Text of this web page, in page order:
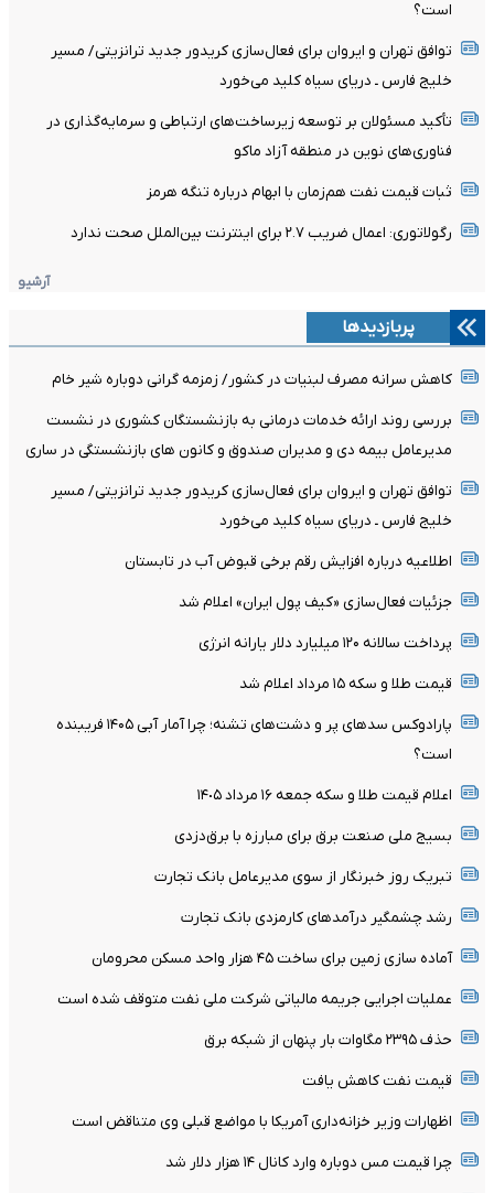
است؟
توافق تهران و ایروان برای فعال‌سازی کریدور جدید ترانزیتی/ مسیر
خلیج فارس ـ دریای سیاه کلید می‌خورد
تأکید مسئولان بر توسعه زیرساخت‌های ارتباطی و سرمایه‌گذاری در
فناوری‌های نوین در منطقه آزاد ماکو
ثبات قیمت نفت هم‌زمان با ابهام درباره تنگه هرمز
رگولاتوری: اعمال ضریب ۲.۷ برای اینترنت بین‌الملل صحت ندارد
آرشیو
پربازدیدها
کاهش سرانه مصرف لبنیات در کشور/ زمزمه گرانی دوباره شیر خام
بررسی روند ارائه خدمات درمانی به بازنشستگان کشوری در نشست
مدیرعامل بیمه دی و مدیران صندوق و کانون های بازنشستگی در ساری
توافق تهران و ایروان برای فعال‌سازی کریدور جدید ترانزیتی/ مسیر
خلیج فارس ـ دریای سیاه کلید می‌خورد
اطلاعیه درباره افزایش رقم برخی قبوض آب در تابستان
جزئیات فعال‌سازی «کیف پول ایران» اعلام شد
پرداخت سالانه ۱۲۰ میلیارد دلار یارانه انرژی
قیمت طلا و سکه ۱۵ مرداد اعلام شد
پارادوکس سدهای پر و دشت‌های تشنه؛ چرا آمار آبی ۱۴۰۵ فریبنده
است؟
اعلام قیمت طلا و سکه جمعه ١۶ مرداد ١۴٠۵
بسیج ملی صنعت برق برای مبارزه با برق‌دزدی
تبریک روز خبرنگار از سوی مدیرعامل بانک تجارت
رشد چشمگیر درآمدهای کارمزدی بانک تجارت
آماده سازی زمین برای ساخت ۴۵ هزار واحد مسکن محرومان
عملیات اجرایی جریمه مالیاتی شرکت ملی نفت متوقف شده است
حذف ۲۳۹۵ مگاوات بار پنهان از شبکه برق
قیمت نفت کاهش یافت
اظهارات وزیر خزانه‌داری آمریکا با مواضع قبلی وی متناقض است
چرا قیمت مس دوباره وارد کانال ۱۴ هزار دلار شد